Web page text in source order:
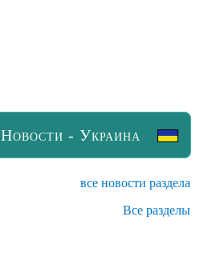
Новости - Украина
все новости раздела
Все разделы